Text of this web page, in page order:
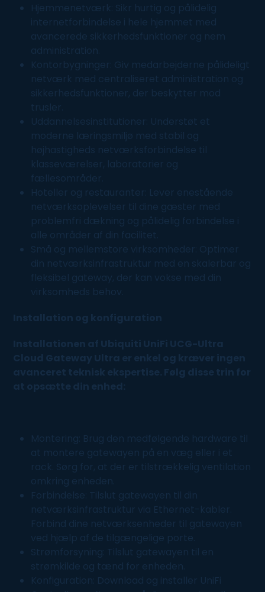
Hjemmenetværk: Sikr hurtig og pålidelig
internetforbindelse i hele hjemmet med
avancerede sikkerhedsfunktioner og nem
administration.
Kontorbygninger: Giv medarbejderne pålideligt
netværk med centraliseret administration og
sikkerhedsfunktioner, der beskytter mod
trusler.
Uddannelsesinstitutioner: Understøt et
moderne læringsmiljø med stabil og
højhastigheds netværksforbindelse til
klasseværelser, laboratorier og
fællesområder.
Hoteller og restauranter: Lever enestående
netværksoplevelser til dine gæster med
problemfri dækning og pålidelig forbindelse i
alle områder af din facilitet.
Små og mellemstore virksomheder: Optimer
din netværksinfrastruktur med en skalerbar og
fleksibel gateway, der kan vokse med din
virksomheds behov.
Installation og konfiguration
Installationen af Ubiquiti UniFi UCG-Ultra
Cloud Gateway Ultra er enkel og kræver ingen
avanceret teknisk ekspertise. Følg disse trin for
at opsætte din enhed:
Montering: Brug den medfølgende hardware til
at montere gatewayen på en væg eller i et
rack. Sørg for, at der er tilstrækkelig ventilation
omkring enheden.
Forbindelse: Tilslut gatewayen til din
netværksinfrastruktur via Ethernet-kabler.
Forbind dine netværksenheder til gatewayen
ved hjælp af de tilgængelige porte.
Strømforsyning: Tilslut gatewayen til en
strømkilde og tænd for enheden.
Konfiguration: Download og installer UniFi